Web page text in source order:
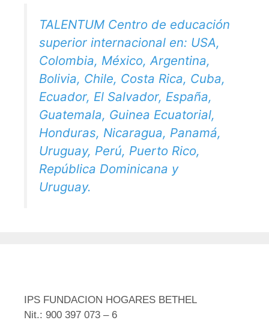
TALENTUM Centro de educación
superior internacional en: USA,
Colombia, México, Argentina,
Bolivia, Chile, Costa Rica, Cuba,
Ecuador, El Salvador, España,
Guatemala, Guinea Ecuatorial,
Honduras, Nicaragua, Panamá,
Uruguay, Perú, Puerto Rico,
República Dominicana y
Uruguay.
IPS FUNDACION HOGARES BETHEL
Nit.: 900 397 073 – 6